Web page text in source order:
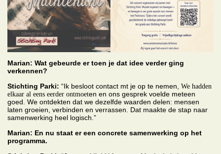
Marian: Wat gebeurde er toen je dat idee verder ging
verkennen?
Stichting Parki: “Ik besloot contact mt je op te nemen, We hadden
elkaar al eens eerder ontmoeten en ons gesprek voelde meteen
goed. We ontdekten dat we dezelfde waarden delen: mensen
laten groeien, verbinden en verrassen. Dat maakte de stap naar
samenwerking heel logisch.”
Marian: En nu staat er een concrete samenwerking op het
programma.